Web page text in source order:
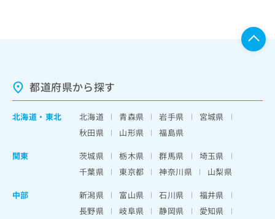
都道府県から探す
北海道 ・ 東北 北海道 青森県 岩手県
宮城県
秋田県
山形県
福島県
関東
茨城県 栃木県 群馬県
埼玉県
千葉県
東京都 神奈川県
山梨県
中部
新潟県 富山県 石川県
福井県
長野県
岐阜県 静岡県
愛知県